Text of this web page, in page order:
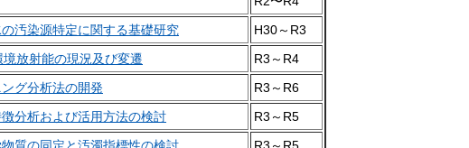
汚染源特定に関する基礎研究
H30～R3
放射能の現況及び変遷
R3～R4
グ分析法の開発
R3～R6
分析および活用方法の検討
R3～R5